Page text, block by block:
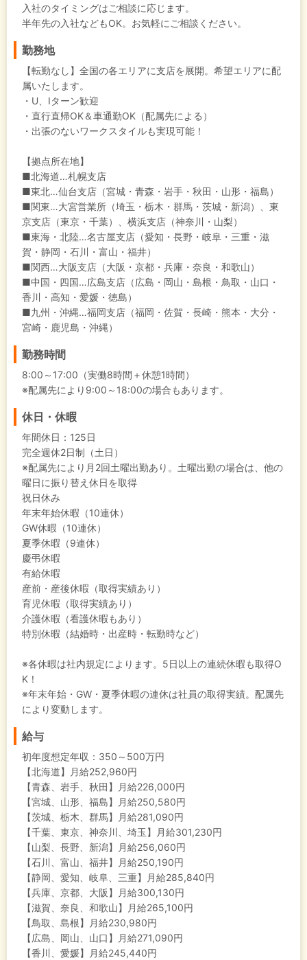
入社のタイミングはご相談に応じます。
半年先の入社などもOK。お気軽にご相談ください。
勤務地
【転勤なし】全国の各エリアに支店を展開。希望エリアに配
属いたします。
・U、Iターン歓迎
・直行直帰OK＆車通勤OK（配属先による）
・出張のないワークスタイルも実現可能！
【拠点所在地】
■北海道…札幌支店
■東北…仙台支店（宮城・青森・岩手・秋田・山形・福島）
■関東…大宮営業所（埼玉・栃木・群馬・茨城・新潟）、東
京支店（東京・千葉）、横浜支店（神奈川・山梨）
■東海・北陸…名古屋支店（愛知・長野・岐阜・三重・滋
賀・静岡・石川・富山・福井）
■関西…大阪支店（大阪・京都・兵庫・奈良・和歌山）
■中国・四国…広島支店（広島・岡山・島根・鳥取・山口・
香川・高知・愛媛・徳島）
■九州・沖縄…福岡支店（福岡・佐賀・長崎・熊本・大分・
宮崎・鹿児島・沖縄）
勤務時間
8:00～17:00（実働8時間＋休憩1時間）
※配属先により9:00～18:00の場合もあります。
休日・休暇
年間休日：125日
完全週休2日制（土日）
※配属先により月2回土曜出勤あり。土曜出勤の場合は、他の
曜日に振り替え休日を取得
祝日休み
年末年始休暇（10連休）
GW休暇（10連休）
夏季休暇（9連休）
慶弔休暇
有給休暇
産前・産後休暇（取得実績あり）
育児休暇（取得実績あり）
介護休暇（看護休暇もあり）
特別休暇（結婚時・出産時・転勤時など）
※各休暇は社内規定によります。5日以上の連続休暇も取得O
K！
※年末年始・GW・夏季休暇の連休は社員の取得実績。配属先
により変動します。
給与
初年度想定年収： 350～500万円
【北海道】月給252,960円
【青森、岩手、秋田】月給226,000円
【宮城、山形、福島】月給250,580円
【茨城、栃木、群馬】月給281,090円
【千葉、東京、神奈川、埼玉】月給301,230円
【山梨、長野、新潟】月給256,060円
【石川、富山、福井】月給250,190円
【静岡、愛知、岐阜、三重】月給285,840円
【兵庫、京都、大阪】月給300,130円
【滋賀、奈良、和歌山】月給265,100円
【鳥取、島根】月給230,980円
【広島、岡山、山口】月給271,090円
【香川、愛媛】月給245,440円